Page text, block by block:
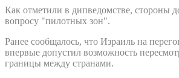
Как отметили в дипведомстве, стороны
вопросу "пилотных зон".
Ранее сообщалось, что Израиль на
впервые допустил возможность
границы между странами.